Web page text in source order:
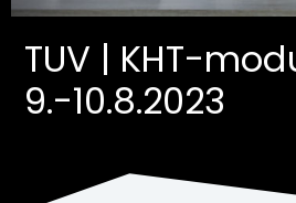
TUV | KHT-
9.-10.8.2023